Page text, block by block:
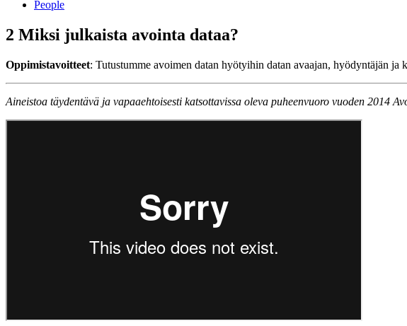
People
2 Miksi julkaista avointa dataa?
Oppimistavoitteet: Tutustumme avoimen datan hyötyihin datan avaajan, hyödyntäjän ja
Aineistoa täydentävä ja vapaaehtoisesti katsottavissa oleva puheenvuoro vuoden 2014